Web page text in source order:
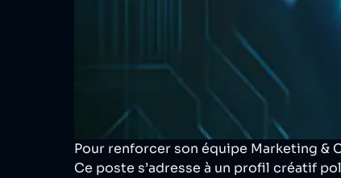
Pour renforcer son équipe Marketing &
Ce poste s’adresse à un profil créatif